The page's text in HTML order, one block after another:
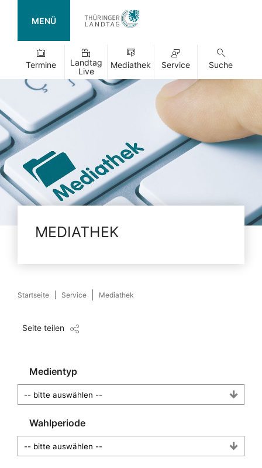
MENÜ
Termine
Landtag
Live
Mediathek Service Suche
MEDIATHEK
Startseite Service Mediathek
Seite teilen
Medientyp
Wahlperiode